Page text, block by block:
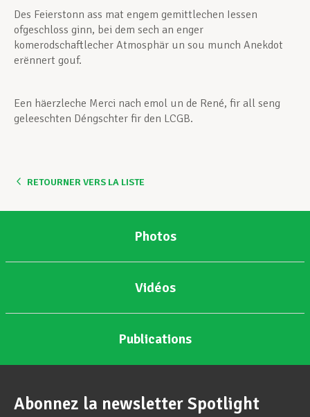
Des Feierstonn ass mat engem gemittlechen Iessen
ofgeschloss ginn, bei dem sech an enger
komerodschaftlecher Atmosphär un sou munch Anekdot
erënnert gouf.
Een häerzleche Merci nach emol un de René, fir all seng
geleeschten Déngschter fir den LCGB.
RETOURNER VERS LA LISTE
Photos
Vidéos
Publications
Abonnez la newsletter Spotlight